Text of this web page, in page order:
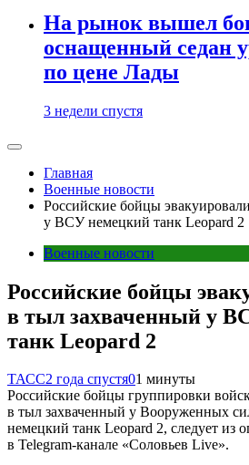
На рынок вышел
оснащенный седан
по цене Лады
3 недели спустя
Главная
Военные новости
Российские бойцы
у ВСУ немецкий танк Leopard 2
Военные новости
Российские бойцы
в тыл захваченный у
танк Leopard 2
ТАСС2 года спустя01 минуты
Российские бойцы группировки
в тыл захваченный у Вооруженных
немецкий танк Leopard 2, следует из
в Telegram-канале «Соловьев Live».